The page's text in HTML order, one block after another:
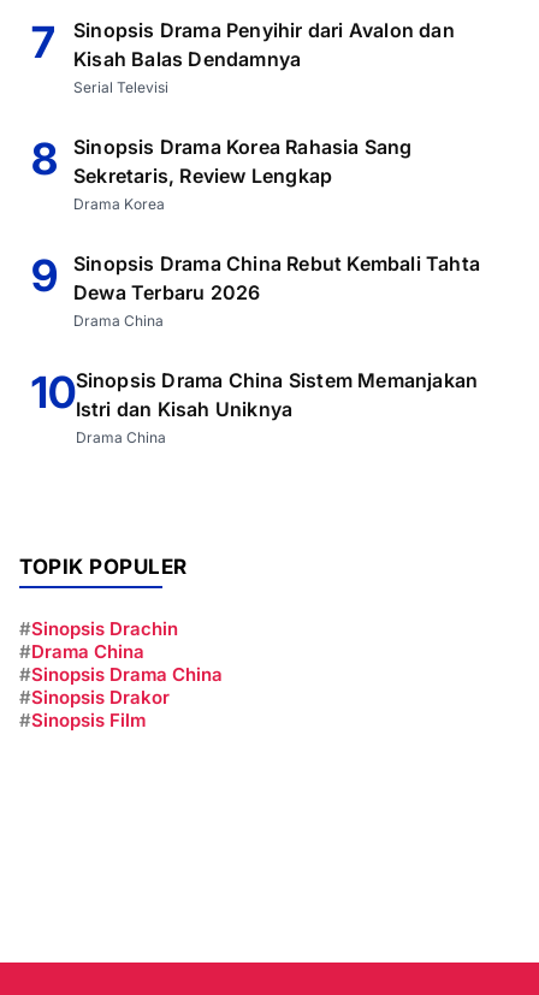
7
Sinopsis Drama Penyihir dari Avalon dan
Kisah Balas Dendamnya
Serial Televisi
8
Sinopsis Drama Korea Rahasia Sang
Sekretaris, Review Lengkap
Drama Korea
9
Sinopsis Drama China Rebut Kembali Tahta
Dewa Terbaru 2026
Drama China
10Sinopsis Drama China Sistem Memanjakan
Istri dan Kisah Uniknya
Drama China
TOPIK POPULER
#Sinopsis Drachin
#Drama China
#Sinopsis Drama China
#Sinopsis Drakor
#Sinopsis Film